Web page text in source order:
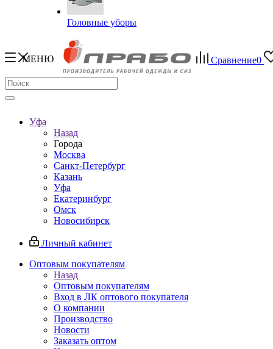
Головные уборы
МЕНЮ Сравнение0
Уфа
Назад
Города
Москва
Санкт-Петербург
Казань
Уфа
Екатеринбург
Омск
Новосибирск
Личный кабинет
Оптовым покупателям
Назад
Оптовым покупателям
Вход в ЛК оптового покупателя
О компании
Производство
Новости
Заказать оптом